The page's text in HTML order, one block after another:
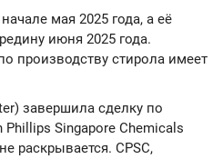
мая 2025 года, а её
июня 2025 года.
производству стирола имеет
завершила сделку по
Singapore Chemicals
раскрывается. CPSC,